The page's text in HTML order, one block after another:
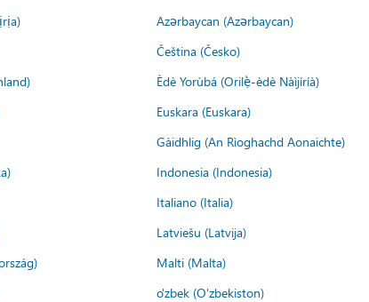
Azərbaycan (Azərbaycan)
Čeština (Česko)
Èdè Yorùbá (Orilẹ̀-èdè Nàìjíríà)
Euskara (Euskara)
Gàidhlig (An Rìoghachd Aonaichte)
Indonesia (Indonesia)
Italiano (Italia)
Latviešu (Latvija)
Malti (Malta)
o'zbek (O'zbekiston)